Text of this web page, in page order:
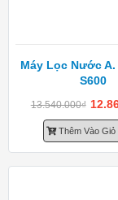
Máy Lọc Nước A.
S600
13.540.000₫
Thêm Vào Giỏ